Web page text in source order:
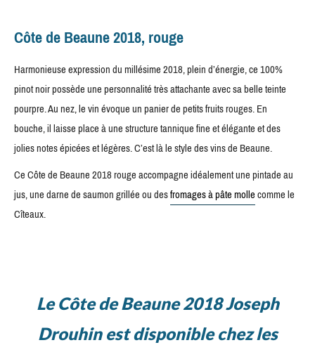
Côte de Beaune 2018, rouge
Harmonieuse expression du millésime 2018, plein d’énergie, ce 100%
pinot noir possède une personnalité très attachante avec sa belle teinte
pourpre. Au nez, le vin évoque un panier de petits fruits rouges. En
bouche, il laisse place à une structure tannique fine et élégante et des
jolies notes épicées et légères. C’est là le style des vins de Beaune.
Ce Côte de Beaune 2018 rouge accompagne idéalement une pintade au
jus, une darne de saumon grillée ou desfromages à pâte mollecomme le
Cîteaux.
Le Côte de Beaune 2018 Joseph
Drouhin est disponible chez les